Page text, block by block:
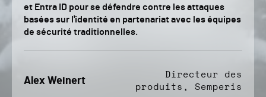
et Entra ID pour se défendre contre les attaques
basées sur l'identité en partenariat avec les équipes
de sécurité traditionnelles.
Alex Weinert
Directeur des
produits, Semperis